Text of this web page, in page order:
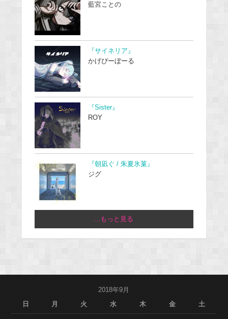
藍宮ことの
『サイネリア』
かげぴーぼーる
『Sister』
ROY
『朝凪ぐ / 朱夏氷菓』
ジグ
...もっと見る
2018年9月
日
月 火 水 木 金 土